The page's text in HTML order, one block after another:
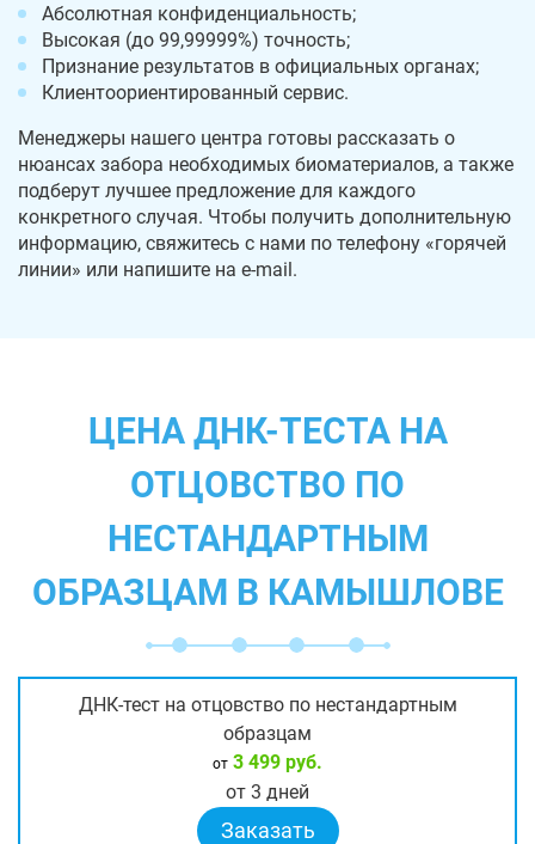
Абсолютная конфиденциальность;
Высокая (до 99,99999%) точность;
Признание результатов в официальных органах;
Клиентоориентированный сервис.
Менеджеры нашего центра готовы рассказать о
нюансах забора необходимых биоматериалов, а также
подберут лучшее предложение для каждого
конкретного случая. Чтобы получить дополнительную
информацию, свяжитесь с нами по телефону «горячей
линии» или напишите на e-mail.
ЦЕНА ДНК-ТЕСТА НА
ОТЦОВСТВО ПО
НЕСТАНДАРТНЫМ
ОБРАЗЦАМ В КАМЫШЛОВЕ
ДНК-тест на отцовство по нестандартным
образцам
от 3 499 руб.
от 3 дней
Заказать